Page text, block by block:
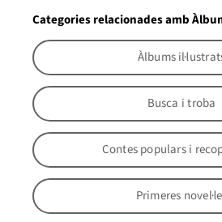
Categories relacionades amb
Àlbums
Busca i troba
Contes populars i
Primeres